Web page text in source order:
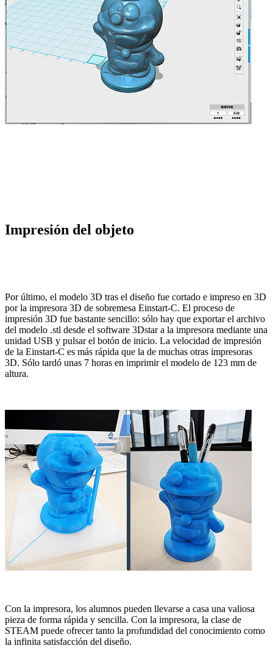
Impresión del objeto
Por último, el modelo 3D tras el diseño fue cortado e impreso en 3D
por la impresora 3D de sobremesa Einstart-C. El proceso de
impresión 3D fue bastante sencillo: sólo hay que exportar el archivo
del modelo .stl desde el software 3Dstar a la impresora mediante una
unidad USB y pulsar el botón de inicio. La velocidad de impresión
de la Einstart-C es más rápida que la de muchas otras impresoras
3D. Sólo tardó unas 7 horas en imprimir el modelo de 123 mm de
altura.
Con la impresora, los alumnos pueden llevarse a casa una valiosa
pieza de forma rápida y sencilla. Con la impresora, la clase de
STEAM puede ofrecer tanto la profundidad del conocimiento como
la infinita satisfacción del diseño.